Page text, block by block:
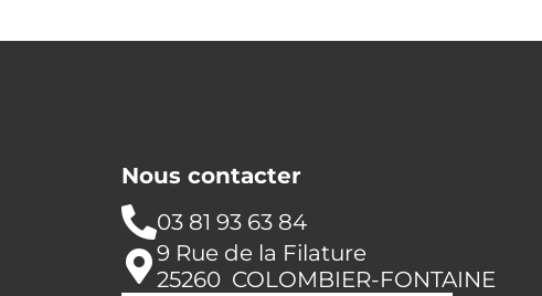
Nous contacter
03 81 93 63 84
9 Rue de la Filature
25260 COLOMBIER-FONTAINE